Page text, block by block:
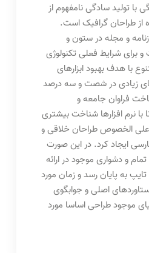
با توليد سادگی نامفهوم از
از طراحان گرافيک است.
و مجله در ستون و
برای شرايط فعلی تکنولوژی
با هدف بهبود ابزارهای
زيادی در شصت و سه درصد
فراوان جامعه و
نرم افزارها شناخت بيشتری
علی الخصوص طراحان خلاقی و
ايجاد کرد. در اين صورت
و دشواری موجود در ارائه
به پايان رسد و زمان مورد
اصلی و جوابگوی
موجود طراحی اساسا مورد